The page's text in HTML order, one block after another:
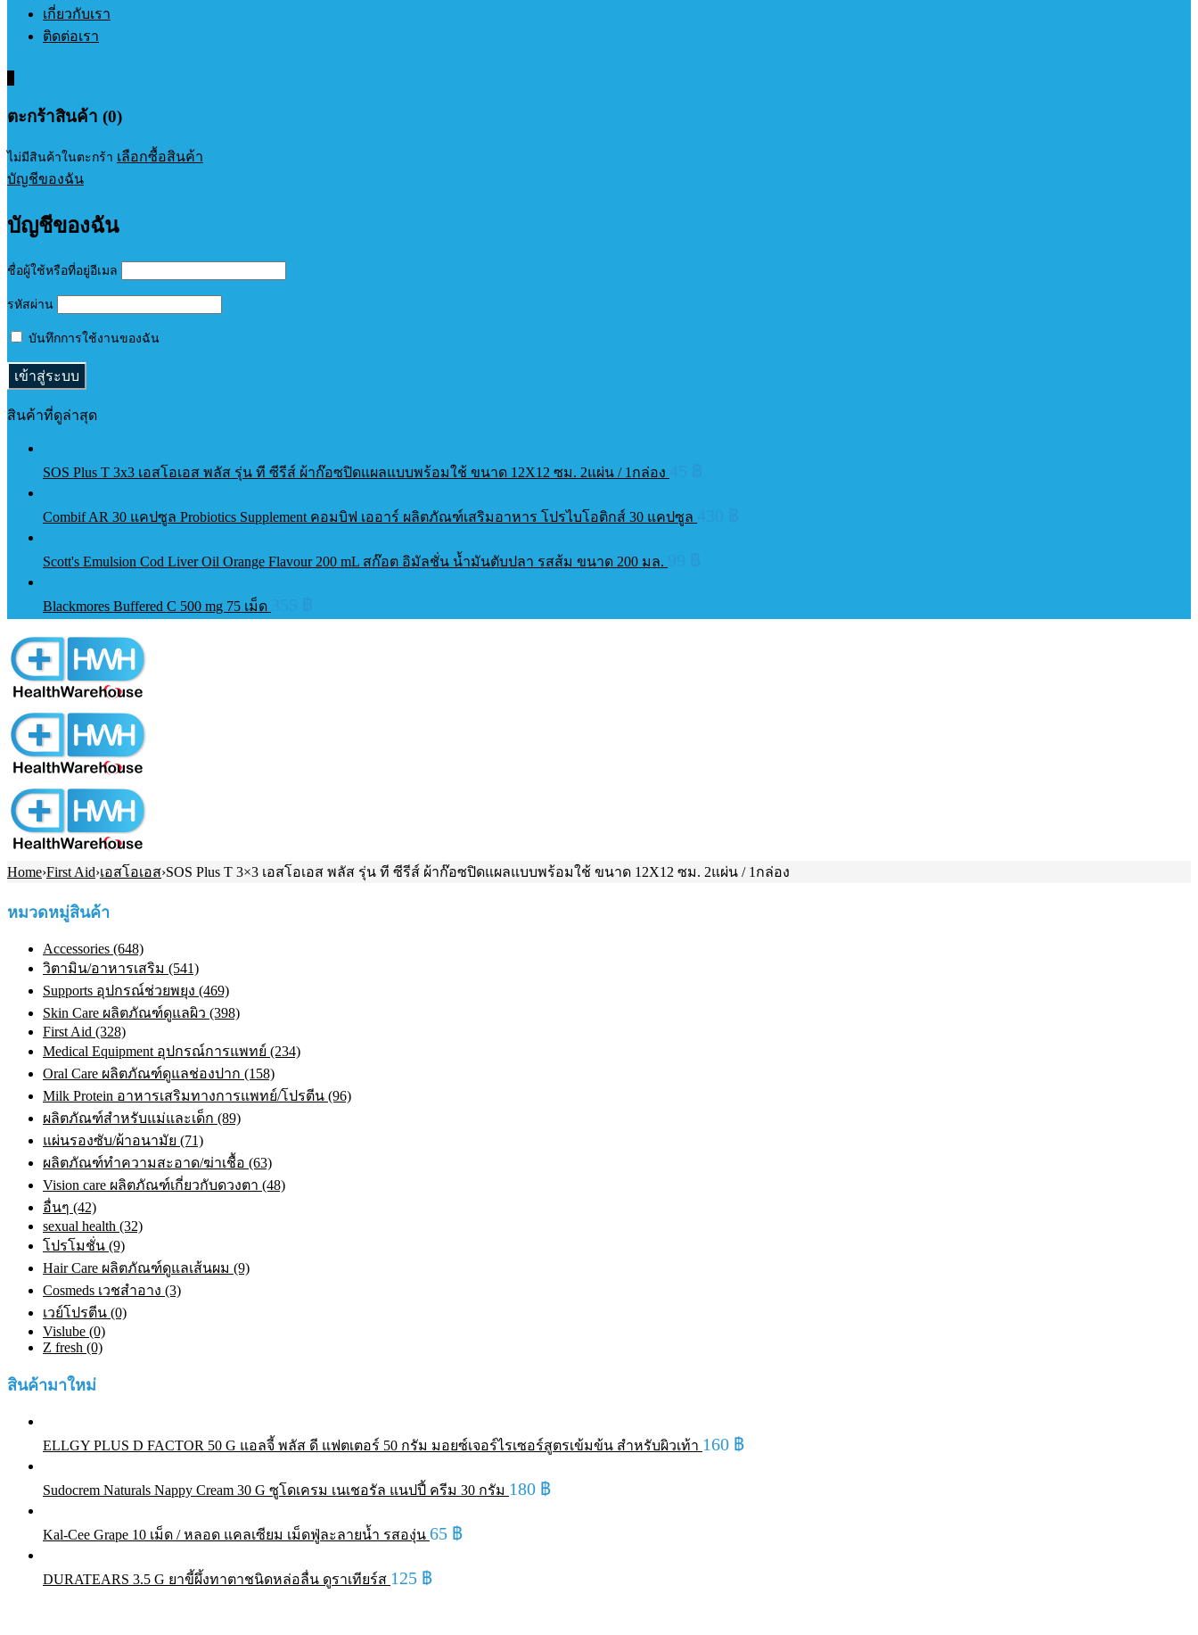
เกี่ยวกับเรา
ติดต่อเรา
ตะกร้าสินค้า (0)
ไม่มีสินค้าในตะกร้า เลือกซื้อสินค้า
บัญชีของฉัน
บัญชีของฉัน
ชื่อผู้ใช้หรือที่อยู่อีเมล
รหัสผ่าน
บันทึกการใช้งานของฉัน
สินค้าที่ดูล่าสุด
SOS Plus T 3x3 เอสโอเอส พลัส รุ่น ที ซีรีส์ ผ้าก๊อซปิดแผลแบบพร้อมใช้ ขนาด 12X12 ซม. 2แผ่น / 1กล่อง
Combif AR 30 แคปซูล Probiotics Supplement คอมบิฟ เออาร์ ผลิตภัณฑ์เสริมอาหาร โปรไบโอติกส์ 30 แคปซูล
Scott's Emulsion Cod Liver Oil Orange Flavour 200 mL สก๊อต อิมัลชั่น น้ำมันตับปลา รสส้ม ขนาด 200 มล.
Blackmores Buffered C 500 mg 75 เม็ด
Home›First Aid›เอสโอเอส›SOS Plus T 3×3 เอสโอเอส พลัส รุ่น ที ซีรีส์ ผ้าก๊อซปิดแผลแบบพร้อมใช้ ขนาด 12X12 ซม. 2แผ่น / 1กล่อง
หมวดหมู่สินค้า
Accessories (648)
วิตามิน/อาหารเสริม (541)
Supports อุปกรณ์ช่วยพยุง (469)
Skin Care ผลิตภัณฑ์ดูแลผิว (398)
First Aid (328)
Medical Equipment อุปกรณ์การแพทย์ (234)
Oral Care ผลิตภัณฑ์ดูแลช่องปาก (158)
Milk Protein อาหารเสริมทางการแพทย์/โปรตีน (96)
ผลิตภัณฑ์สำหรับแม่และเด็ก (89)
แผ่นรองซับ/ผ้าอนามัย (71)
ผลิตภัณฑ์ทําความสะอาด/ฆ่าเชื้อ (63)
Vision care ผลิตภัณฑ์เกี่ยวกับดวงตา (48)
อื่นๆ (42)
sexual health (32)
โปรโมชั่น (9)
Hair Care ผลิตภัณฑ์ดูแลเส้นผม (9)
Cosmeds เวชสําอาง (3)
เวย์โปรตีน (0)
Vislube (0)
Z fresh (0)
สินค้ามาใหม่
ELLGY PLUS D FACTOR 50 G แอลจี้ พลัส ดี แฟตเตอร์ 50 กรัม มอยซ์เจอร์ไรเซอร์สูตรเข้มข้น สำหรับผิวเท้า 160 ฿
Sudocrem Naturals Nappy Cream 30 G ซูโดเครม เนเชอรัล แนปปี้ ครีม 30 กรัม 180 ฿
Kal-Cee Grape 10 เม็ด / หลอด แคลเซียม เม็ดฟู่ละลายน้ำ รสองุ่น 65 ฿
DURATEARS 3.5 G ยาขี้ผึ้งทาตาชนิดหล่อลื่น ดูราเทียร์ส 125 ฿